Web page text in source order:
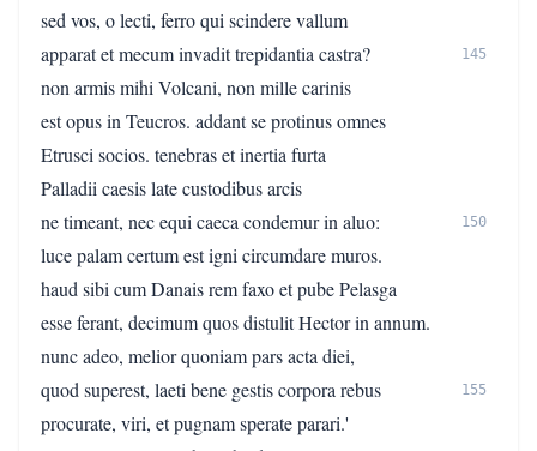
sed vos, o lecti, ferro qui scindere vallum
apparat et mecum invadit trepidantia castra?
145
non armis mihi Volcani, non mille carinis
est opus in Teucros. addant se protinus omnes
Etrusci socios. tenebras et inertia furta
Palladii caesis late custodibus arcis
ne timeant, nec equi caeca condemur in aluo:
150
luce palam certum est igni circumdare muros.
haud sibi cum Danais rem faxo et pube Pelasga
esse ferant, decimum quos distulit Hector in annum.
nunc adeo, melior quoniam pars acta diei,
quod superest, laeti bene gestis corpora rebus
155
procurate, viri, et pugnam sperate parari.'